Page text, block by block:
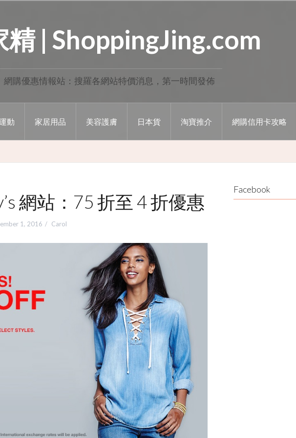
精 | ShoppingJing.com
網購優惠情報站：搜羅各網站特價消息，第一時間發佈
動 家居用品 美容護膚 日本貨 淘寶推介 網購信用卡攻略
網站：75 折至 4 折優惠
1, 2016 Carol
Facebook